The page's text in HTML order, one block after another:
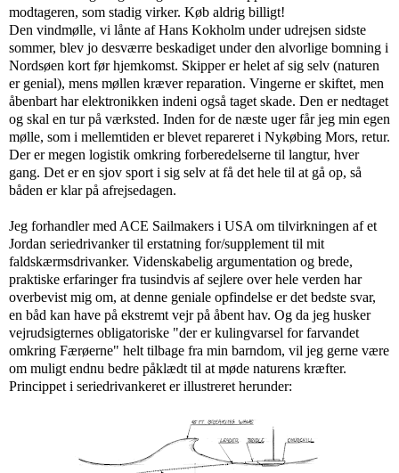
modtageren, som stadig virker. Køb aldrig billigt!
Den vindmølle, vi lånte af Hans Kokholm under udrejsen sidste
sommer, blev jo desværre beskadiget under den alvorlige bomning i
Nordsøen kort før hjemkomst. Skipper er helet af sig selv (naturen
er genial), mens møllen kræver reparation. Vingerne er skiftet, men
åbenbart har elektronikken indeni også taget skade. Den er nedtaget
og skal en tur på værksted. Inden for de næste uger får jeg min egen
mølle, som i mellemtiden er blevet repareret i Nykøbing Mors, retur.
Der er megen logistik omkring forberedelserne til langtur, hver
gang. Det er en sjov sport i sig selv at få det hele til at gå op, så
båden er klar på afrejsedagen.
Jeg forhandler med ACE Sailmakers i USA om tilvirkningen af et
Jordan seriedrivanker til erstatning for/supplement til mit
faldskærmsdrivanker. Videnskabelig argumentation og brede,
praktiske erfaringer fra tusindvis af sejlere over hele verden har
overbevist mig om, at denne geniale opfindelse er det bedste svar,
en båd kan have på ekstremt vejr på åbent hav. Og da jeg husker
vejrudsigternes obligatoriske "der er kulingvarsel for farvandet
omkring Færøerne" helt tilbage fra min barndom, vil jeg gerne være
om muligt endnu bedre påklædt til at møde naturens kræfter.
Princippet i seriedrivankeret er illustreret herunder: